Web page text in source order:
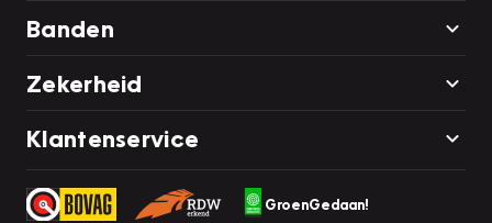
Banden
Zekerheid
Klantenservice
GroenGedaan!